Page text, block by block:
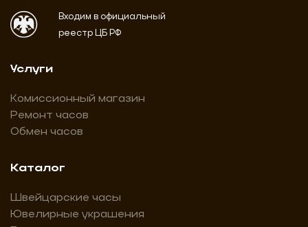
Входим в официальный
реестр ЦБ РФ
Услуги
Комиссионный магазин
Ремонт часов
Обмен часов
Каталог
Швейцарские часы
Ювелирные украшения